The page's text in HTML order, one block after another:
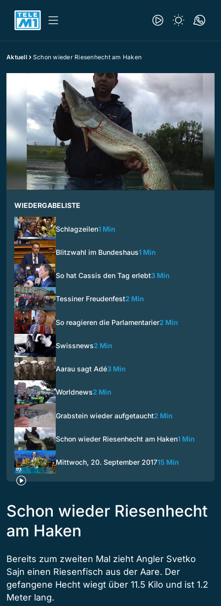
Aktuell Schon wieder Riesenhecht am Haken
WIEDERGABELISTE
Schlagzeilen1 Min
Blitzwahl im Bundeshaus1 Min
So hat Cassis den Tag erlebt3 Min
Tessiner Freudenfest2 Min
So reagieren die Parlamentarier2 Min
Swissnews2 Min
Aarau sagt Adé3 Min
Worldnews2 Min
Grabstein wieder aufgetaucht2 Min
Schon wieder Riesenhecht am Haken1 Min
Mittwoch, 20. September 201715 Min
Schon wieder Riesenhecht
am Haken
Bereits zum zweiten Mal zieht Angler Svetko
Sajn einen Riesenfisch aus der Aare. Der
gefangene Hecht wiegt über 11.5 Kilo und ist 1.2
Meter lang.